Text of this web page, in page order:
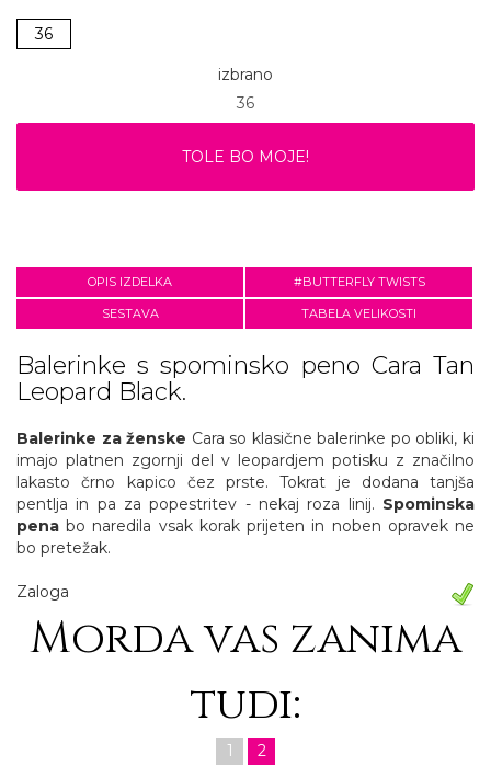
36
izbrano
36
TOLE BO MOJE!
OPIS IZDELKA #BUTTERFLY TWISTS
SESTAVA TABELA VELIKOSTI
Balerinke s spominsko peno Cara Tan
Leopard Black.
Balerinke za ženske Cara so klasične balerinke po obliki, ki
imajo platnen zgornji del v leopardjem potisku z značilno
lakasto črno kapico čez prste. Tokrat je dodana tanjša
pentlja in pa za popestritev - nekaj roza linij. Spominska
pena bo naredila vsak korak prijeten in noben opravek ne
bo pretežak.
Zaloga
Morda vas zanima
tudi:
1 2